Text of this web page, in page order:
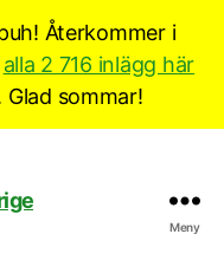
Återkommer i
alla 2 716 inlägg här
Glad sommar!
Meny